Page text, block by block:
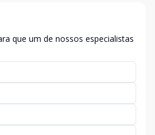
que um de nossos especialistas